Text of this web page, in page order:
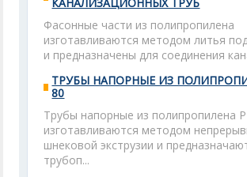
Фасонные части из полипропилена
изготавливаются методом литья
и предназначены для соединения
ТРУБЫ НАПОРНЫЕ ИЗ
80
Трубы напорные из полипропилена
изготавливаются методом
шнековой экструзии и
трубоп...